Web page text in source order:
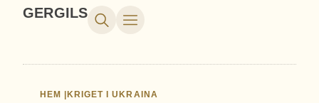
GERGILS
HEM | KRIGET I UKRAINA